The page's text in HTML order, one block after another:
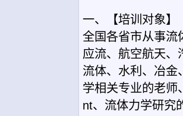
一、【培训对象】
全国各省市从事流
应流、航空航天、
流体、水利、冶金
学相关专业的老师
nt、流体力学研究